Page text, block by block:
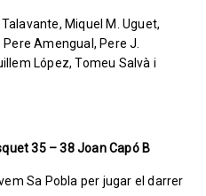
Miquel M. Uguet,
Amengual, Pere J.
López, Tomeu Salvà i
35 – 38 Joan Capó B
Sa Pobla per jugar el darrer